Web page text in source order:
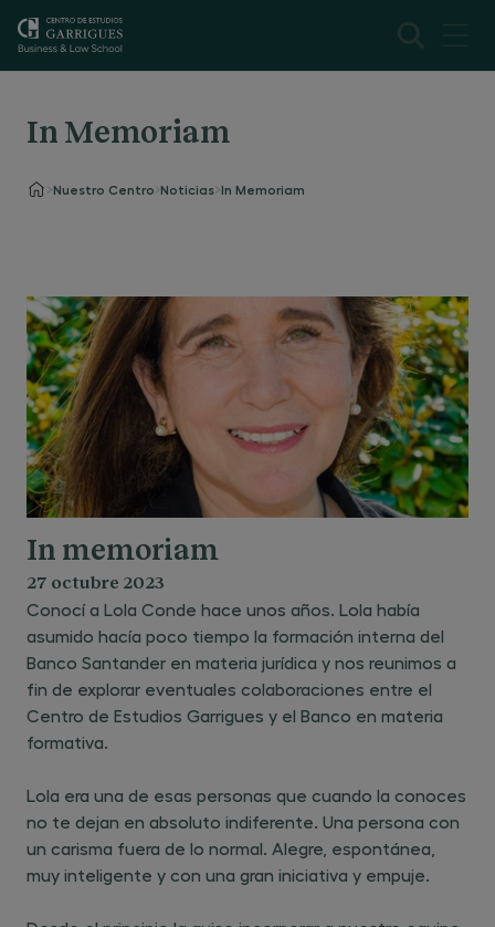
In Memoriam
Nuestro Centro Noticias In Memoriam
In memoriam
27 octubre 2023
Conocí a Lola Conde hace unos años. Lola había
asumido hacía poco tiempo la formación interna del
Banco Santander en materia jurídica y nos reunimos a
fin de explorar eventuales colaboraciones entre el
Centro de Estudios Garrigues y el Banco en materia
formativa.
Lola era una de esas personas que cuando la conoces
no te dejan en absoluto indiferente. Una persona con
un carisma fuera de lo normal. Alegre, espontánea,
muy inteligente y con una gran iniciativa y empuje.